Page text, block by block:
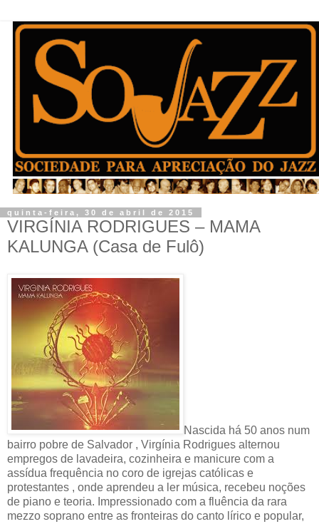
quinta-feira, 30 de abril de 2015
VIRGÍNIA RODRIGUES – MAMA
KALUNGA (Casa de Fulô)
Nascida há 50 anos num
bairro pobre de Salvador , Virgínia Rodrigues alternou
empregos de lavadeira, cozinheira e manicure com a
assídua frequência no coro de igrejas católicas e
protestantes , onde aprendeu a ler música, recebeu noções
de piano e teoria. Impressionado com a fluência da rara
mezzo soprano entre as fronteiras do canto lírico e popular,